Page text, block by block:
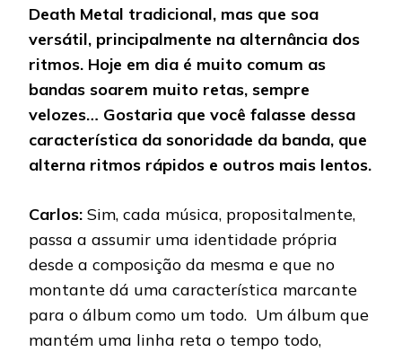
Death Metal tradicional, mas que soa
versátil, principalmente na alternância dos
ritmos. Hoje em dia é muito comum as
bandas soarem muito retas, sempre
velozes… Gostaria que você falasse dessa
característica da sonoridade da banda, que
alterna ritmos rápidos e outros mais lentos.
Carlos: Sim, cada música, propositalmente,
passa a assumir uma identidade própria
desde a composição da mesma e que no
montante dá uma característica marcante
para o álbum como um todo. Um álbum que
mantém uma linha reta o tempo todo,